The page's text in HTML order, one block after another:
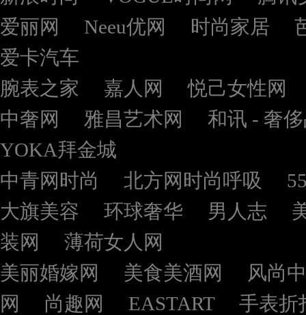
爱丽网
Neeu优网 时尚家居
爱卡汽车
腕表之家
嘉人网
悦己女性网
中奢网
雅昌艺术网
和讯 - 奢
YOKA拜金城
中青网时尚
北方网时尚呼吸
大旗美容
环球奢华 男人志
装网
薄荷女人网
美丽婚嫁网
美食美酒网
风尚
网
尚趣网 EASTART
手表折